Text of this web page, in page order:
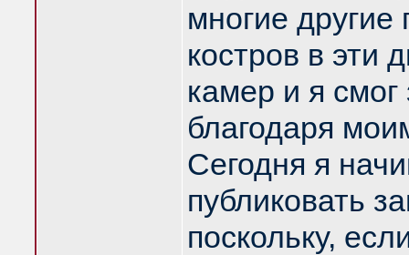
многие другие
костров в эти
камер и я смог
благодаря
Сегодня я
публиковать
поскольку,